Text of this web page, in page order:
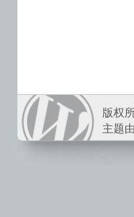
版权
主题由